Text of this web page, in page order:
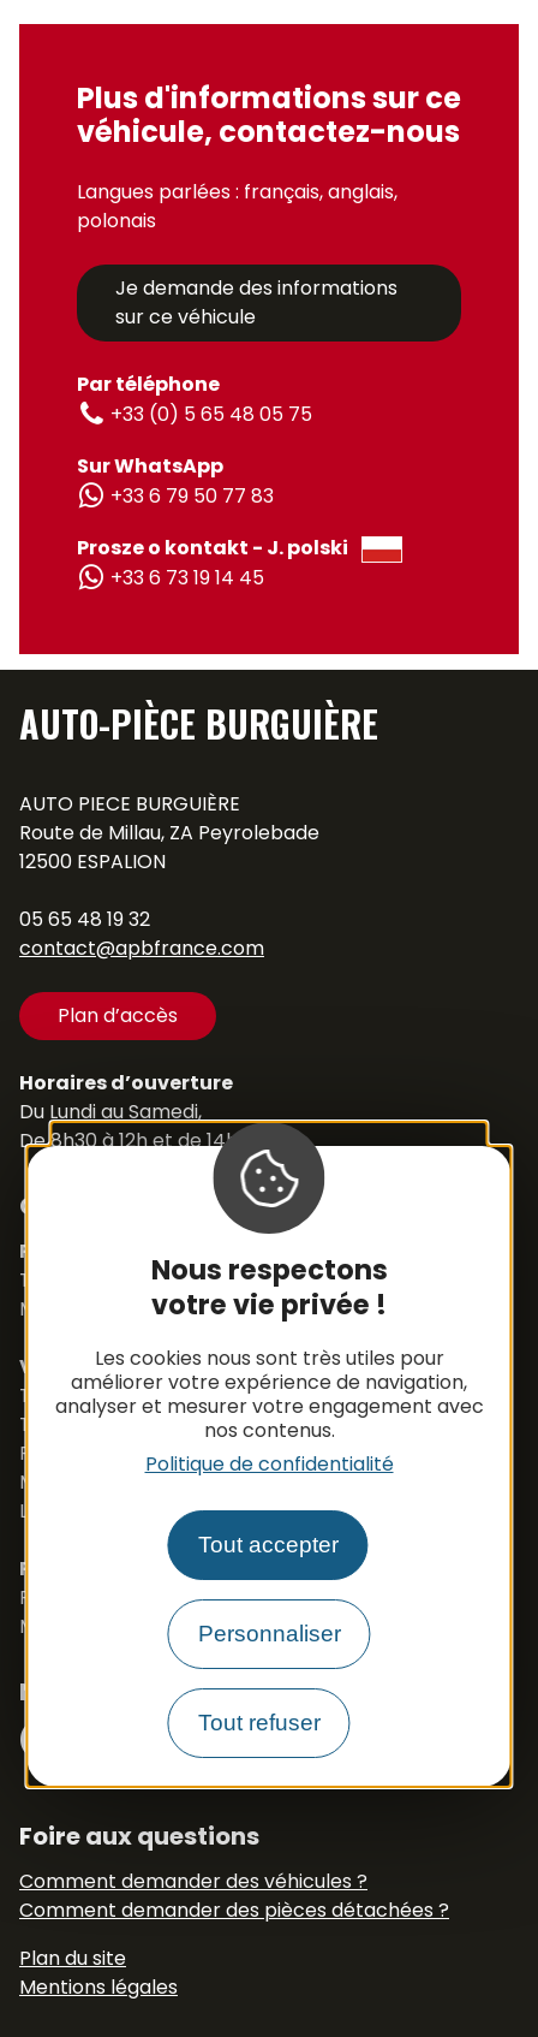
Nous respectons
votre vie privée !
Les cookies nous sont très utiles pour
améliorer votre expérience de navigation,
analyser et mesurer votre engagement avec
nos contenus.
Politique de confidentialité
Tout accepter
Personnaliser
Tout refuser
Plus d'informations sur ce
véhicule, contactez-nous
Langues parlées : français, anglais,
polonais
Je demande des informations
sur ce véhicule
Par téléphone
+33 (0) 5 65 48 05 75
Sur WhatsApp
+33 6 79 50 77 83
Prosze o kontakt - J. polski
+33 6 73 19 14 45
AUTO-PIÈCE BURGUIÈRE
AUTO PIECE BURGUIÈRE
Route de Millau, ZA Peyrolebade
12500 ESPALION
05 65 48 19 32
contact@apbfrance.com
Plan d’accès
Horaires d’ouverture
Du Lundi au Samedi,
De 8h30 à 12h et de 14h à 18h
Contacts
Pièces détachées
Tél. +33 (0)5 65 48 19 32
Mail :
contact@apbfrance.com
Véhicules
Tél. +33 (0)5 65 48 05 75
Tél. +33 (0)5 65 48 37 97
Port. +33 (0)6 79 50 77 83
Mail :
vehicule@apbfrance.com
Langues parlées : Français, Anglais, Polonais
PROSZE O KONTAKT- J.POLSKI
Port. 0033 673 191 445
Mail :
export.apb1@apbfrance.com
Nous suivre
FacebookInstagram
N° Tél WhatsApp
+33 6 79 50 77 83
Foire aux questions
Comment demander des véhicules ?
Comment demander des pièces détachées ?
Plan du site
Mentions légales